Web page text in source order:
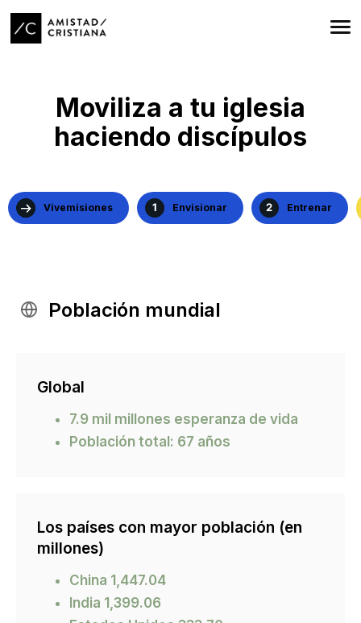
Moviliza a tu iglesia
haciendo discípulos
Vivemisiones Envisionar Entrenar
Población mundial
Global
7.9 mil millones esperanza de vida
Población total: 67 años
Los países con mayor población (en
millones)
China 1,447.04
India 1,399.06